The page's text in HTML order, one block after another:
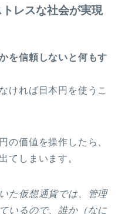
レスな社会が実現
を信頼しないと何もす
ければ日本円を使うこ
の価値を操作したら、
てしまいます。
た仮想通貨では、管理
いるので、誰か（なに